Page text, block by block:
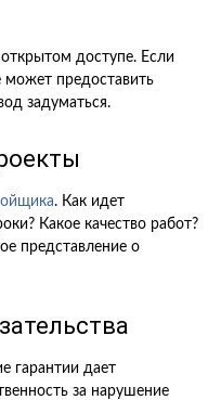
доступе. Если
может предоставить
задуматься.
. Как идет
Какое качество работ?
представление о
гарантии дает
за нарушение